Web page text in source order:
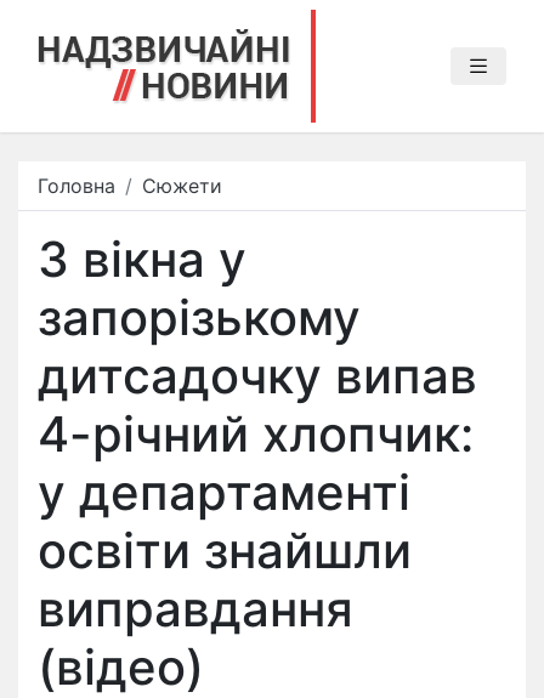
Головна Сюжети
З вікна у
запорізькому
дитсадочку випав
4-річний хлопчик:
у департаменті
освіти знайшли
виправдання
(відео)